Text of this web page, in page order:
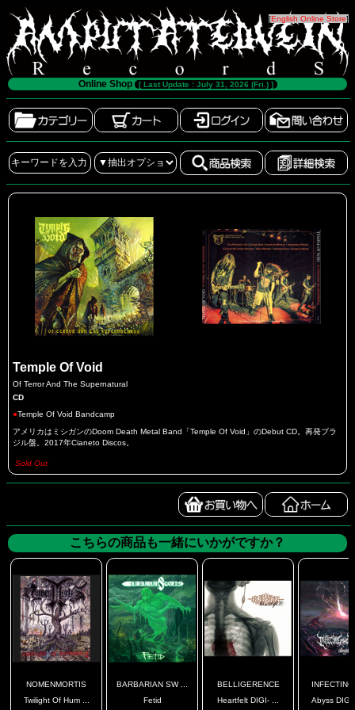
[English Online Store]
Online Shop [ Last Update : July 31, 2026 (Fri.) ]
Temple Of Void
Of Terror And The Supernatural
CD
●Temple Of Void Bandcamp
アメリカはミシガンのDoom Death Metal Band「Temple Of Void」のDebut CD。再発ブラ
ジル盤。2017年Cianeto Discos。
Sold Out
こちらの商品も一緒にいかがですか？
NOMENMORTIS
Twilight Of Hum ...
BARBARIAN SW ...
Fetid
BELLIGERENCE
Heartfelt DIGI- ...
Abyss